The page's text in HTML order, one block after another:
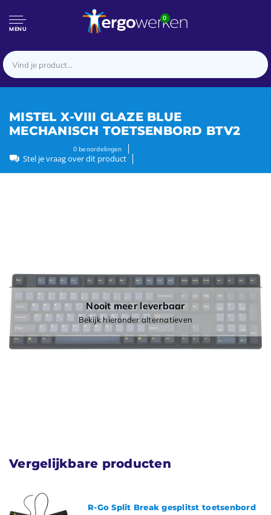
MENU
0
MISTEL X-VIII GLAZE BLUE
MECHANISCH TOETSENBORD BTV2
0beoordelingen
Stel je vraag over dit product
Nooit meer leverbaar
Bekijk hieronder alternatieven
Vergelijkbare producten
R-Go Split Break gesplitst toetsenbord